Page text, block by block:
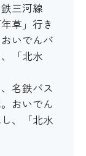
ンの説明
三河線
草」行き
いでんバ
「北水
名鉄バス
おいでん
、「北水